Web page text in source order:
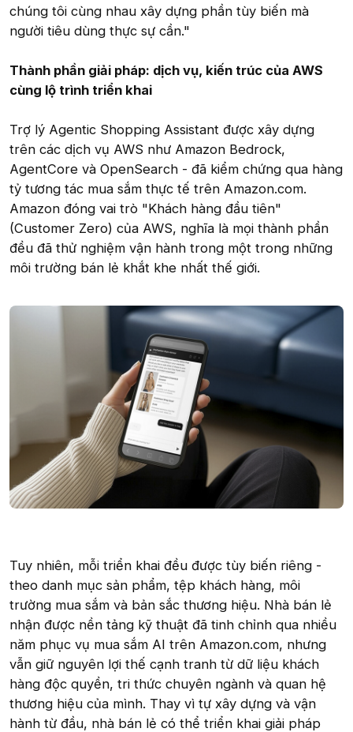
chúng tôi cùng nhau xây dựng phần tùy biến mà
người tiêu dùng thực sự cần."
Thành phần giải pháp: dịch vụ, kiến trúc của AWS
cùng lộ trình triển khai
Trợ lý Agentic Shopping Assistant được xây dựng
trên các dịch vụ AWS như Amazon Bedrock,
AgentCore và OpenSearch - đã kiểm chứng qua hàng
tỷ tương tác mua sắm thực tế trên Amazon.com.
Amazon đóng vai trò "Khách hàng đầu tiên"
(Customer Zero) của AWS, nghĩa là mọi thành phần
đều đã thử nghiệm vận hành trong một trong những
môi trường bán lẻ khắt khe nhất thế giới.
Tuy nhiên, mỗi triển khai đều được tùy biến riêng -
theo danh mục sản phẩm, tệp khách hàng, môi
trường mua sắm và bản sắc thương hiệu. Nhà bán lẻ
nhận được nền tảng kỹ thuật đã tinh chỉnh qua nhiều
năm phục vụ mua sắm AI trên Amazon.com, nhưng
vẫn giữ nguyên lợi thế cạnh tranh từ dữ liệu khách
hàng độc quyền, tri thức chuyên ngành và quan hệ
thương hiệu của mình. Thay vì tự xây dựng và vận
hành từ đầu, nhà bán lẻ có thể triển khai giải pháp